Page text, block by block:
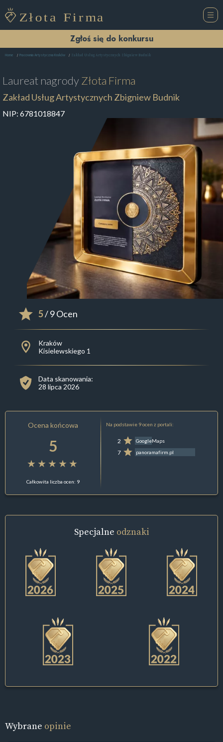
Zgłoś się do konkursu
Home Pracownia Artystyczna Kraków Zakład Usług Artystycznych Zbigniew Budnik
Laureat nagrodyZłota Firma
Zakład Usług Artystycznych Zbigniew Budnik
NIP: 6781018847
5/ 9 Ocen
Kraków
Kisielewskiego 1
Data skanowania:
28 lipca 2026
Ocena końcowa
5
Całkowita liczba ocen: 9
Na podstawie 9 ocen z portali:
2 GoogleMaps
7 panoramafirm.pl
Specjalne odznaki
Wybrane opinie